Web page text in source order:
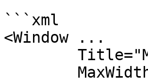
```xml
<Window ...